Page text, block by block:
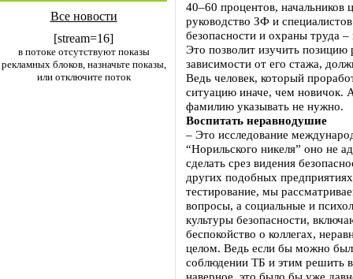
Все новости
[stream=16]
в потоке отсутствуют показы
рекламных блоков, назначьте показы,
или отключите поток
40–60 процентов, начальников
руководство ЗФ и
безопасности и охраны труда
Это позволит изучить позицию
зависимости от его стажа,
Ведь человек, который
ситуацию иначе, чем новичок.
фамилию указывать не нужно.
Воспитать неравнодушие
– Это исследование
“Норильского никеля” оно не
сделать срез видения
других подобных
тестирование, мы
вопросы, а социальные и
культуры безопасности,
беспокойство о коллегах,
целом. Ведь если бы можно
соблюдении ТБ и этим решить
наверное, это было бы уже